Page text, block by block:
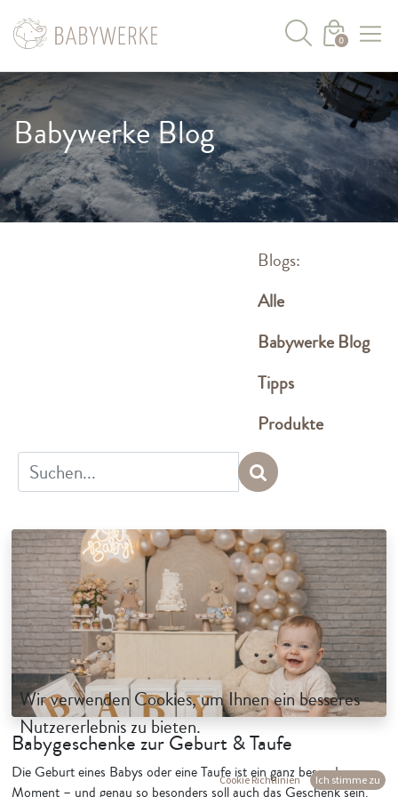
0
Babywerke Blog
Blogs:
Alle
Babywerke Blog
Tipps
Produkte
Babygeschenke zur Geburt & Taufe
Die Geburt eines Babys oder eine Taufe ist ein ganz besonderer
Moment – und genau so besonders soll auch das Geschenk sein.
Wir verwenden Cookies, um Ihnen ein besseres
Nutzererlebnis zu bieten.
Cookie Richtlinien Ich stimme zu